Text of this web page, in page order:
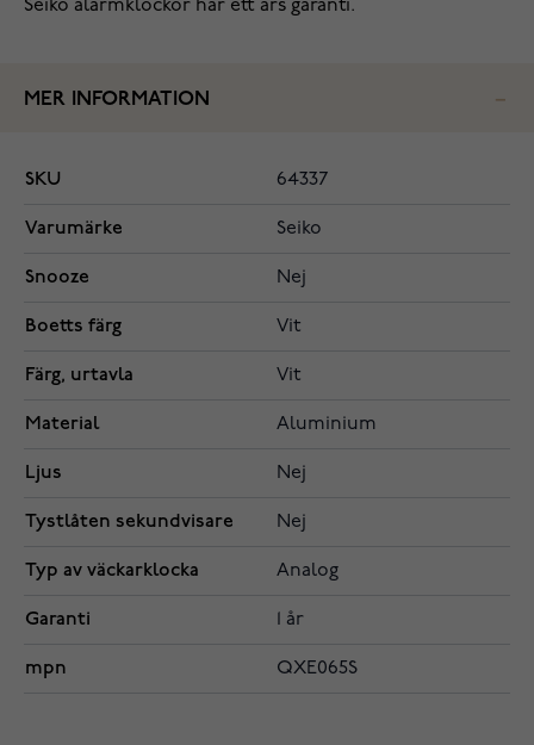
Seiko alarmklockor har ett års garanti.
MER INFORMATION
SKU 64337
Varumärke Seiko
Snooze Nej
Boetts färg Vit
Färg, urtavla Vit
Material Aluminium
Ljus Nej
Tystlåten sekundvisare Nej
Typ av väckarklocka Analog
Garanti 1 år
mpn QXE065S